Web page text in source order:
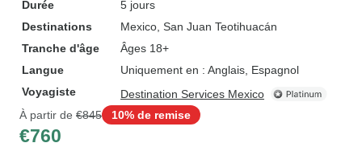
Durée
5 jours
Destinations
Mexico , San Juan Teotihuacán
Tranche d'âge
Âges 18+
Langue
Uniquement en : Anglais, Espagnol
Voyagiste
Destination Services Mexico
À partir de €845 10% de remise
€760